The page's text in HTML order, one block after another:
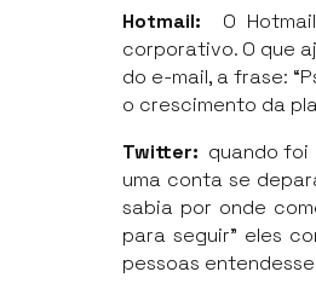
Hotmail: O
corporativo. O que
do e-mail, a frase:
o crescimento da
Twitter: quando foi
uma conta se
sabia por onde
para seguir” eles
pessoas